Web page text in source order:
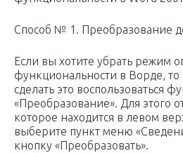
Способ № 1. Преобразование
Если вы хотите убрать режим
функциональности в Ворде, то
сделать это воспользоваться
«Преобразование». Для этого
которое находится в левом
выберите пункт меню
кнопку «Преобразовать».